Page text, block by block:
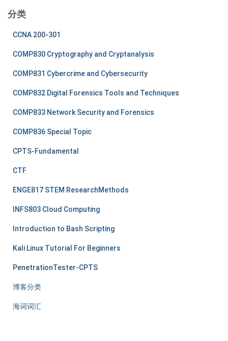
分类
CCNA 200-301
COMP830 Cryptography and Cryptanalysis
COMP831 Cybercrime and Cybersecurity
COMP832 Digital Forensics Tools and Techniques
COMP833 Network Security and Forensics
COMP836 Special Topic
CPTS-Fundamental
CTF
ENGE817 STEM ResearchMethods
INFS803 Cloud Computing
Introduction to Bash Scripting
Kali Linux Tutorial For Beginners
PenetrationTester-CPTS
博客分类
海词词汇